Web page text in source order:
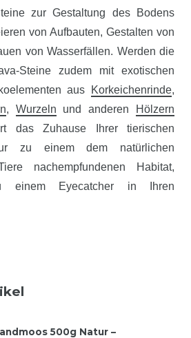
zur Gestaltung des Bodens
von Aufbauten, Gestalten von
von Wasserfällen. Werden die
Steine zudem mit exotischen
aus
Korkeichenrinde,
, Wurzeln und anderen
Hölzern
das Zuhause Ihrer tierischen
zu einem dem natürlichen
nachempfundenen Habitat,
einem Eyecatcher in Ihren
500g Natur –